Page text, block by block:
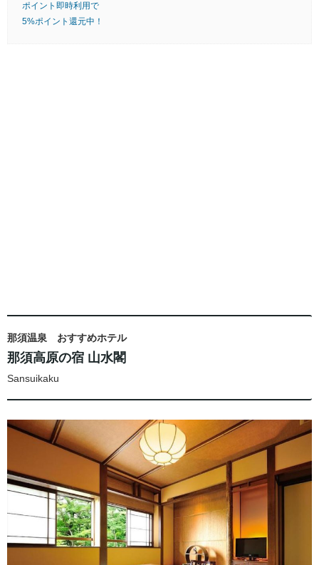
ポイント即時利用で
5%ポイント還元中！
那須温泉 おすすめホテル
那須高原の宿 山水閣
Sansuikaku